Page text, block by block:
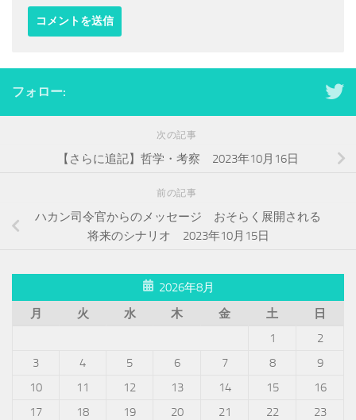
フォロー:
次の記事
【さらに追記】哲学・考察 2023年10月16日
前の記事
ハカン司令官からのメッセージ おそらく展開される
将来のシナリオ 2023年10月15日
2026年8月
月
火 水 木 金 土
日
1
2
3
4 5 6 7 8
9
10
11 12 13 14 15
16
17
18 19 20 21 22
23